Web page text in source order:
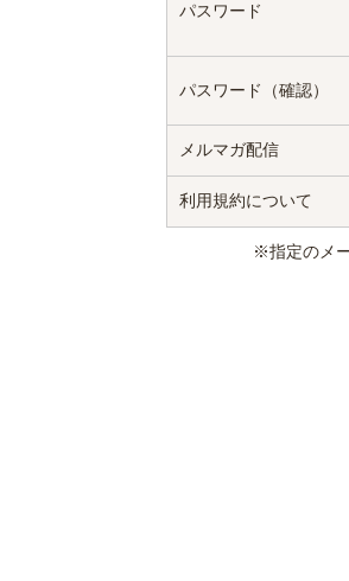
パスワード
パスワード（確認）
メルマガ配信
利用規約について
※指定のメ